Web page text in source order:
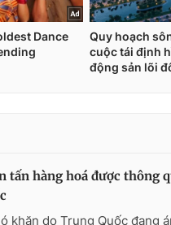
tấn hàng hoá được thông
khăn do Trung Quốc đang